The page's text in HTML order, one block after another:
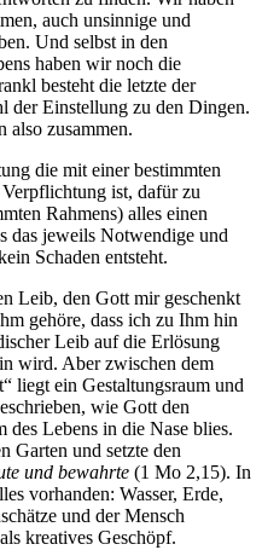
auch unsinnige und
Und selbst in den
haben wir noch die
besteht die letzte der
der Einstellung zu den Dingen.
also zusammen.
die mit einer bestimmten
ist, dafür zu
Rahmens) alles einen
das jeweils Notwendige und
Schaden entsteht.
Leib, den Gott mir geschenkt
gehöre, dass ich zu Ihm hin
Leib auf die Erlösung
wird. Aber zwischen dem
liegt ein Gestaltungsraum und
wie Gott den
des Lebens in die Nase blies.
Garten und setzte den
und bewahrte (1 Mo 2,15). In
vorhanden: Wasser, Erde,
und der Mensch
kreatives Geschöpf.